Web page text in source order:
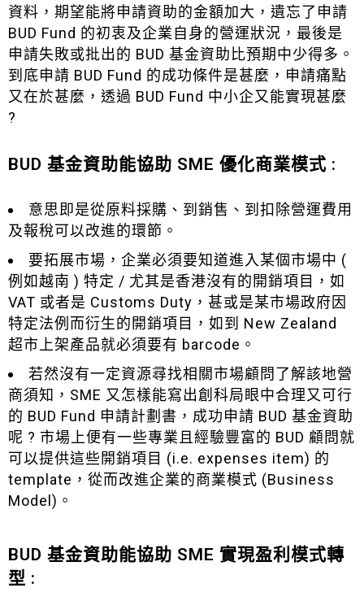
資料，期望能將申請資助的金額加大，遺忘了申請
BUD Fund 的初衷及企業自身的營運狀況，最後是
申請失敗或批出的 BUD 基金資助比預期中少得多。
到底申請 BUD Fund 的成功條件是甚麼，申請痛點
又在於甚麼，透過 BUD Fund 中小企又能實現甚麼
?
BUD 基金資助能協助 SME 優化商業模式 :
意思即是從原料採購、到銷售、到扣除營運費用
及報稅可以改進的環節。
要拓展市場，企業必須要知道進入某個市場中 (
例如越南 ) 特定 / 尤其是香港沒有的開銷項目，如
VAT 或者是 Customs Duty，甚或是某市場政府因
特定法例而衍生的開銷項目，如到 New Zealand
超市上架產品就必須要有 barcode。
若然沒有一定資源尋找相關市場顧問了解該地營
商須知，SME 又怎樣能寫出創科局眼中合理又可行
的 BUD Fund 申請計劃書，成功申請 BUD 基金資助
呢 ? 市場上便有一些專業且經驗豐富的 BUD 顧問就
可以提供這些開銷項目 (i.e. expenses item) 的
template，從而改進企業的商業模式 (Business
Model)。
BUD 基金資助能協助 SME 實現盈利模式轉
型 :